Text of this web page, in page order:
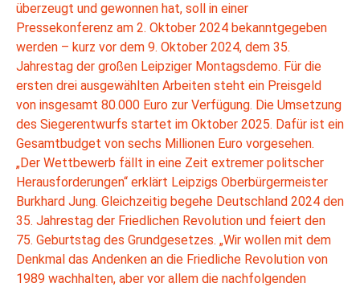
überzeugt und gewonnen hat, soll in einer
Pressekonferenz am 2. Oktober 2024 bekanntgegeben
werden – kurz vor dem 9. Oktober 2024, dem 35.
Jahrestag der großen Leipziger Montagsdemo. Für die
ersten drei ausgewählten Arbeiten steht ein Preisgeld
von insgesamt 80.000 Euro zur Verfügung. Die Umsetzung
des Siegerentwurfs startet im Oktober 2025. Dafür ist ein
Gesamtbudget von sechs Millionen Euro vorgesehen.
„Der Wettbewerb fällt in eine Zeit extremer politscher
Herausforderungen“ erklärt Leipzigs Oberbürgermeister
Burkhard Jung. Gleichzeitig begehe Deutschland 2024 den
35. Jahrestag der Friedlichen Revolution und feiert den
75. Geburtstag des Grundgesetzes. „Wir wollen mit dem
Denkmal das Andenken an die Friedliche Revolution von
1989 wachhalten, aber vor allem die nachfolgenden